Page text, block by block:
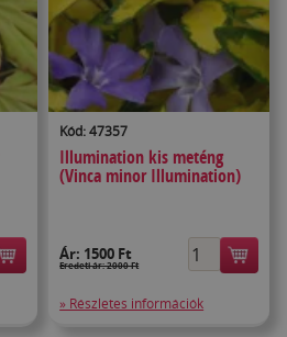
Kód: 47357
Illumination kis meténg
(Vinca minor Illumination)
Ár: 1500 Ft
Eredeti ár: 2000 Ft
» Részletes információk